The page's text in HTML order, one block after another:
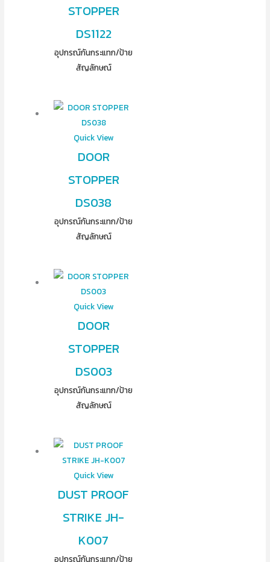
STOPPER
DS1122
อุปกรณ์​กันกระแทก/ป้าย
สัญลักษณ์
Quick View
DOOR
STOPPER
DS038
อุปกรณ์​กันกระแทก/ป้าย
สัญลักษณ์
Quick View
DOOR
STOPPER
DS003
อุปกรณ์​กันกระแทก/ป้าย
สัญลักษณ์
Quick View
DUST PROOF
STRIKE JH-
K007
อุปกรณ์​กันกระแทก/ป้าย